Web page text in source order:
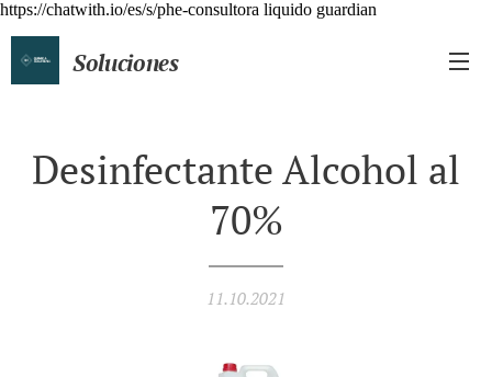
https://chatwith.io/es/s/phe-consultora liquido guardian
Soluciones
Desinfectante Alcohol al
70%
11.10.2021